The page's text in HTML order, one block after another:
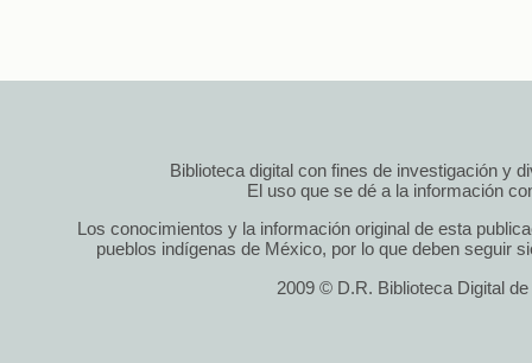
Biblioteca digital con fines de investigación y
El uso que se dé a la información
Los conocimientos y la información original de esta
pueblos indígenas de México, por lo que deben seguir
2009 © D.R. Biblioteca Digital